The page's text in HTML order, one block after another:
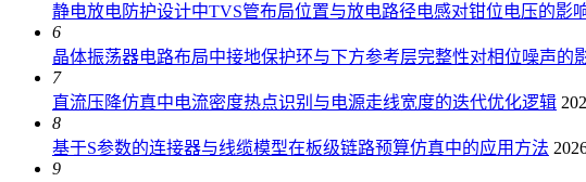
静电放电防护设计中TVS管布局位置与放电路径电感对钳位电压的影
6
晶体振荡器电路布局中接地保护环与下方参考层完整性对相位噪声的
7
直流压降仿真中电流密度热点识别与电源走线宽度的迭代优化逻辑
8
基于S参数的连接器与线缆模型在板级链路预算仿真中的应用方法
9